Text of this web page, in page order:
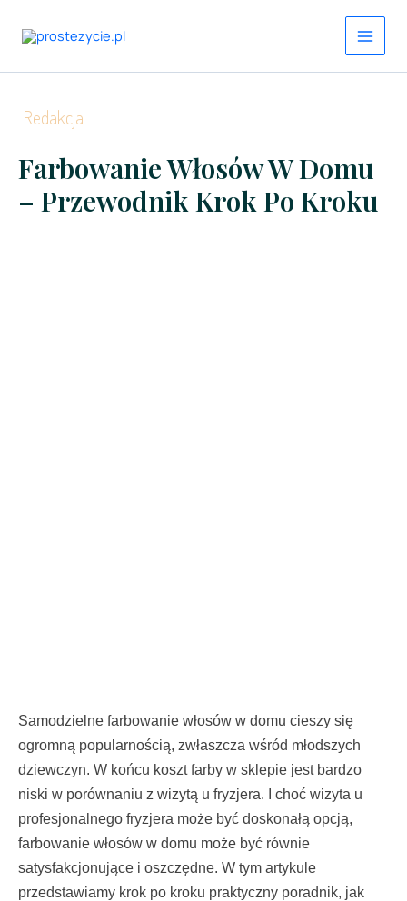
Redakcja
Farbowanie Włosów W Domu
– Przewodnik Krok Po Kroku
Samodzielne farbowanie włosów w domu cieszy się
ogromną popularnością, zwłaszcza wśród młodszych
dziewczyn. W końcu koszt farby w sklepie jest bardzo
niski w porównaniu z wizytą u fryzjera. I choć wizyta u
profesjonalnego fryzjera może być doskonałą opcją,
farbowanie włosów w domu może być równie
satysfakcjonujące i oszczędne. W tym artykule
przedstawiamy krok po kroku praktyczny poradnik, jak